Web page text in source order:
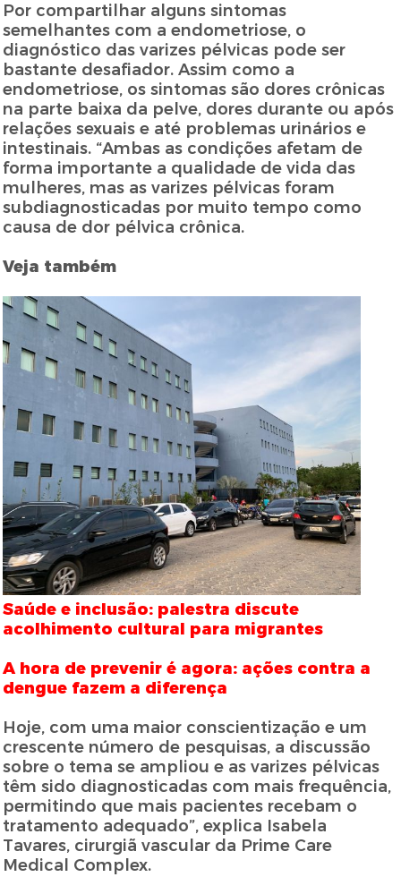
Por compartilhar alguns sintomas
semelhantes com a endometriose, o
diagnóstico das varizes pélvicas pode ser
bastante desafiador. Assim como a
endometriose, os sintomas são dores crônicas
na parte baixa da pelve, dores durante ou após
relações sexuais e até problemas urinários e
intestinais. “Ambas as condições afetam de
forma importante a qualidade de vida das
mulheres, mas as varizes pélvicas foram
subdiagnosticadas por muito tempo como
causa de dor pélvica crônica.
Veja também
Saúde e inclusão: palestra discute
acolhimento cultural para migrantes
A hora de prevenir é agora: ações contra a
dengue fazem a diferença
Hoje, com uma maior conscientização e um
crescente número de pesquisas, a discussão
sobre o tema se ampliou e as varizes pélvicas
têm sido diagnosticadas com mais frequência,
permitindo que mais pacientes recebam o
tratamento adequado”, explica Isabela
Tavares, cirurgiã vascular da Prime Care
Medical Complex.